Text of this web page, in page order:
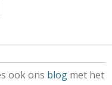
ook ons blog met het